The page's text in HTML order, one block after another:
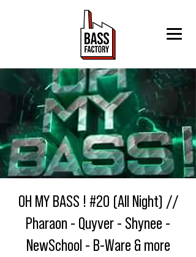
OH MY BASS ! #20 (All Night) //
Pharaon - Quyver - Shynee -
NewSchool - B-Ware & more